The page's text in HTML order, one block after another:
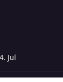
4. Jul
- fällt aus